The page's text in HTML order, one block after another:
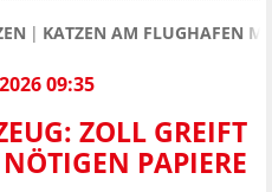
KATZEN AM FLUGHAFEN
09:35
ZOLL GREIFT
PAPIERE